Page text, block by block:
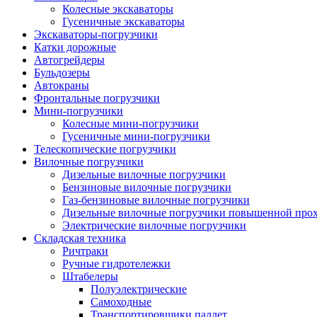
Колесные экскаваторы
Гусеничные экскаваторы
Экскаваторы-погрузчики
Катки дорожные
Автогрейдеры
Бульдозеры
Автокраны
Фронтальные погрузчики
Мини-погрузчики
Колесные мини-погрузчики
Гусеничные мини-погрузчики
Телескопические погрузчики
Вилочные погрузчики
Дизельные вилочные погрузчики
Бензиновые вилочные погрузчики
Газ-бензиновые вилочные погрузчики
Дизельные вилочные погрузчики повышенной
Электрические вилочные погрузчики
Складская техника
Ричтраки
Ручные гидротележки
Штабелеры
Полуэлектрические
Самоходные
Транспортировщики паллет